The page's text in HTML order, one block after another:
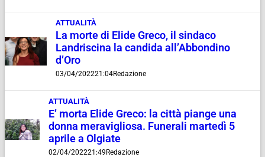
ATTUALITÀ
La morte di Elide Greco, il sindaco
Landriscina la candida all’Abbondino
d’Oro
03/04/202221:04Redazione
ATTUALITÀ
E’ morta Elide Greco: la città piange una
donna meravigliosa. Funerali martedì 5
aprile a Olgiate
02/04/202221:49Redazione